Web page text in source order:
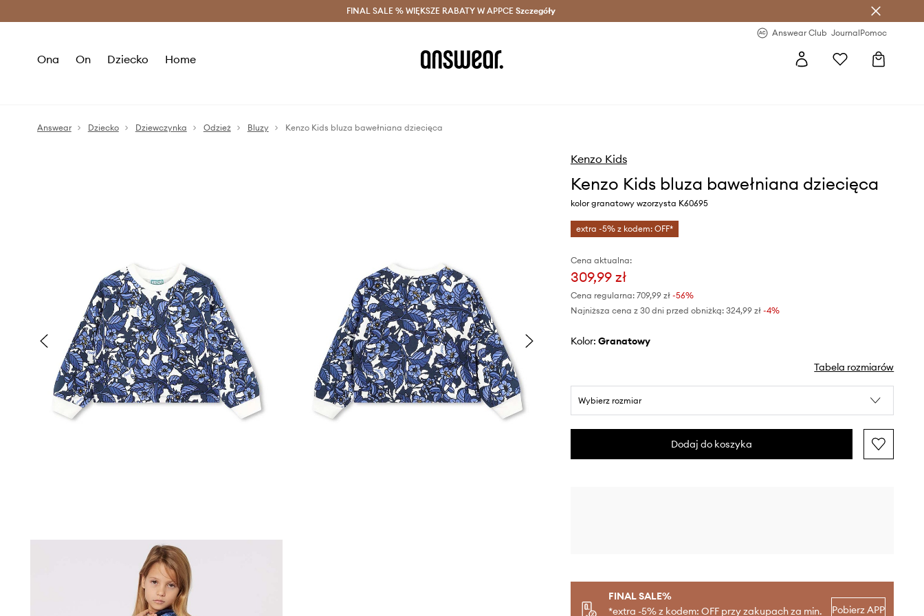
Oszczędzaj z Answear Club > Dostawa nawet w 24h >
FINAL SALE % WIĘKSZE RABATY W APPCE Szczegóły
Answear Club JournalPomoc
Ona On Dziecko Home
Answear Dziecko Dziewczynka Odzież Bluzy Kenzo Kids bluza bawełniana dziecięca
Kenzo Kids
Kenzo Kids bluza bawełniana dziecięca
kolor granatowy wzorzysta K60695
extra -5% z kodem: OFF*
Cena aktualna:
309,99 zł
Cena regularna: 709,99 zł-56%
Najniższa cena z 30 dni przed obniżką: 324,99 zł -4%
Kolor: granatowy
Tabela rozmiarów
Wybierz rozmiar
Dodaj do koszyka
FINAL SALE%
*extra -5% z kodem: OFF przy zakupach za min.
Pobierz APP